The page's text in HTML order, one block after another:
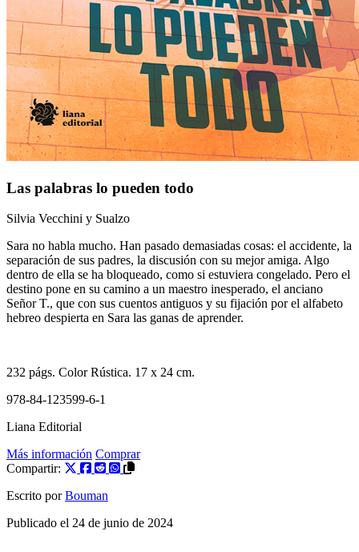
Las palabras lo pueden todo
Silvia Vecchini y Sualzo
Sara no habla mucho. Han pasado demasiadas cosas: el accidente, la
separación de sus padres, la discusión con su mejor amiga. Algo
dentro de ella se ha bloqueado, como si estuviera congelado. Pero el
destino pone en su camino a un maestro inesperado, el anciano
Señor T., que con sus cuentos antiguos y su fijación por el alfabeto
hebreo despierta en Sara las ganas de aprender.
232 págs. ColorRústica. 17 x 24 cm.
978-84-123599-6-1
Liana Editorial
Más información Comprar
Compartir:
Escrito por Bouman
Publicado el 24 de junio de 2024